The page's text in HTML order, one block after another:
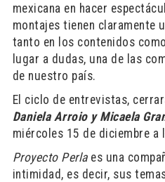
mexicana en hacer
montajes tienen claramente
tanto en los contenidos
lugar a dudas, una de las
de nuestro país.
El ciclo de entrevistas,
Daniela Arroio y Micaela
miércoles 15 de diciembre a
Proyecto Perlaes una
intimidad, es decir, sus